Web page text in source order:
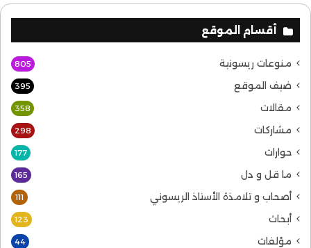
أقسام الموقع
منوعات ريسونية 805
ضيف الموقع 395
مقالات 358
مشاركات 298
حوارات 177
ما قل و دل 165
أصحاب و تلامذة الأستاذ الريسوني 111
أبحاث 123
مؤلفات 44